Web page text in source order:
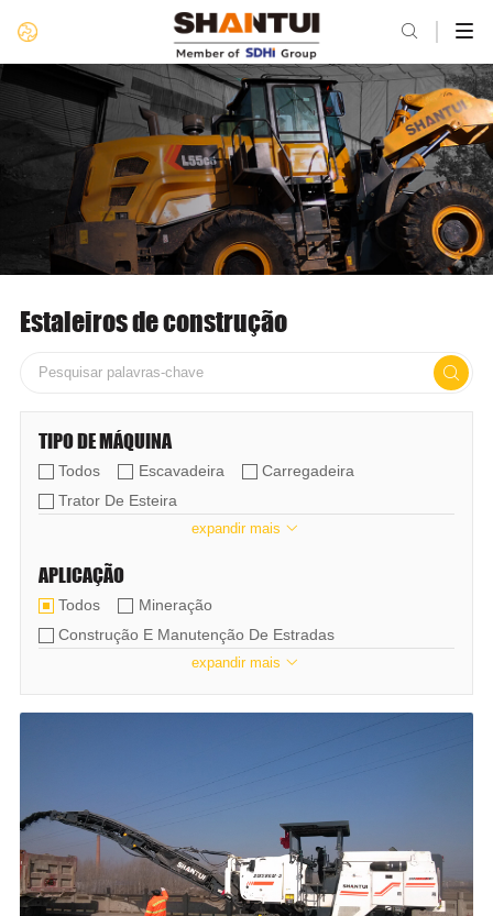

Estaleiros de construção

TIPO DE MÁQUINA
Todos Escavadeira
Carregadeira
Trator De Esteira
Máquinas De Elevação De Tubos
Pá Carregadeira
Motoniveladora
Máquina De Fresagem
Nova Energia
Empilhadeira
expandir mais 
APLICAÇÃO
Todos
Mineração
Construção E Manutenção De Estradas
Construção De Terras Agrícolas
expandir mais 